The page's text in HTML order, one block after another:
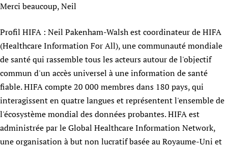
Merci beaucoup, Neil
Profil HIFA : Neil Pakenham-Walsh est coordinateur de HIFA
(Healthcare Information For All), une communauté mondiale
de santé qui rassemble tous les acteurs autour de l'objectif
commun d'un accès universel à une information de santé
fiable. HIFA compte 20 000 membres dans 180 pays, qui
interagissent en quatre langues et représentent l'ensemble de
l'écosystème mondial des données probantes. HIFA est
administrée par le Global Healthcare Information Network,
une organisation à but non lucratif basée au Royaume-Uni et